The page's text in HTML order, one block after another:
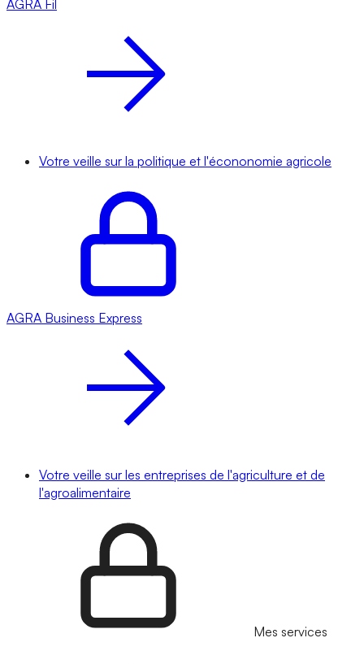
AGRA Fil
Votre veille sur la politique et l'écononomie agricole
AGRA Business Express
Votre veille sur les entreprises de l'agriculture et de
l'agroalimentaire
Mes services